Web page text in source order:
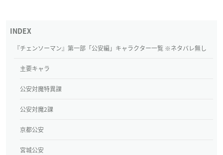
『チェンソーマン』第一部「公安編」キャラクター一覧 ※ネタバレ無し
主要キャラ
公安対魔特異課
公安対魔2課
京都公安
宮城公安